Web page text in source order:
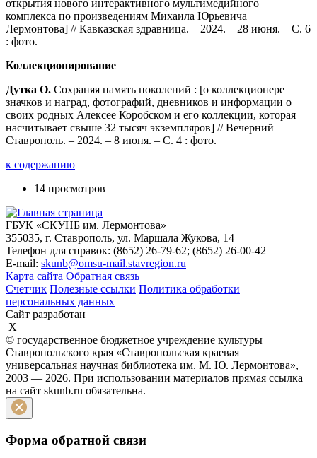
открытия нового интерактивного мультимедийного
комплекса по произведениям Михаила Юрьевича
Лермонтова] // Кавказская здравница. – 2024. – 28 июня. – С. 6
: фото.
Коллекционирование
Дутка О. Сохраняя память поколений : [о коллекционере
значков и наград, фотографий, дневников и информации о
своих родных Алексее Коробском и его коллекции, которая
насчитывает свыше 32 тысяч экземпляров] // Вечерний
Ставрополь. – 2024. – 8 июня. – С. 4 : фото.
к содержанию
14 просмотров
ГБУК «СКУНБ им. Лермонтова»
355035, г. Ставрополь, ул. Маршала Жукова, 14
Телефон для справок: (8652) 26-79-62; (8652) 26-00-42
E-mail: skunb@omsu-mail.stavregion.ru
Карта сайта Обратная связь
Счетчик Полезные ссылки Политика обработки
персональных данных
Сайт разработан
X
© государственное бюджетное учреждение культуры
Ставропольского края «Ставропольская краевая
универсальная научная библиотека им. М. Ю. Лермонтова»,
2003 — 2026. При использовании материалов прямая ссылка
на сайт skunb.ru обязательна.
Форма обратной связи